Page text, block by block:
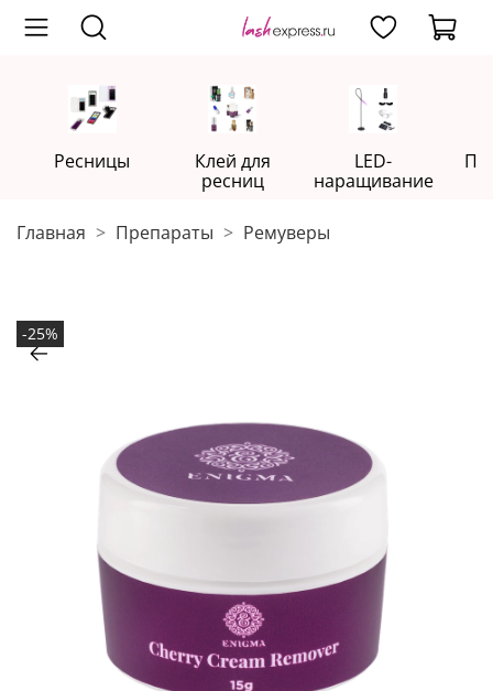
Ресницы
Клей для
ресниц
LED-
наращивание
Главная Препараты Ремуверы
-25%